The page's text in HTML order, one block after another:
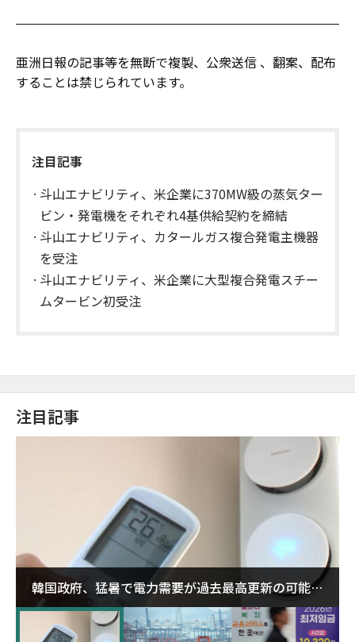
亜洲日報の記事等を無断で複製、公衆送信 、翻案、配布
することは禁じられています。
注目記事
斗山エナビリティ、米企業に370MW級の蒸気ター
ビン・発電機をそれぞれ4基供給契約を締結
斗山エナビリティ、カタールガス複合発電主機器
を受注
斗山エナビリティ、米企業に大型複合発電スチー
ムタービン初受注
注目記事
韓国政府、猛暑で電力需要が過去最高更新の可能性
に需給対応体制を点検